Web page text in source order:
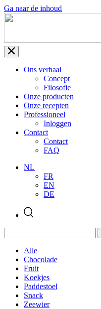
Ga naar de inhoud
Ons verhaal
Concept
Filosofie
Onze producten
Onze recepten
Professioneel
Inloggen
Contact
Contact
FAQ
NL
FR
EN
DE
Alle
Chocolade
Fruit
Koekjes
Paddestoel
Snack
Zeewier